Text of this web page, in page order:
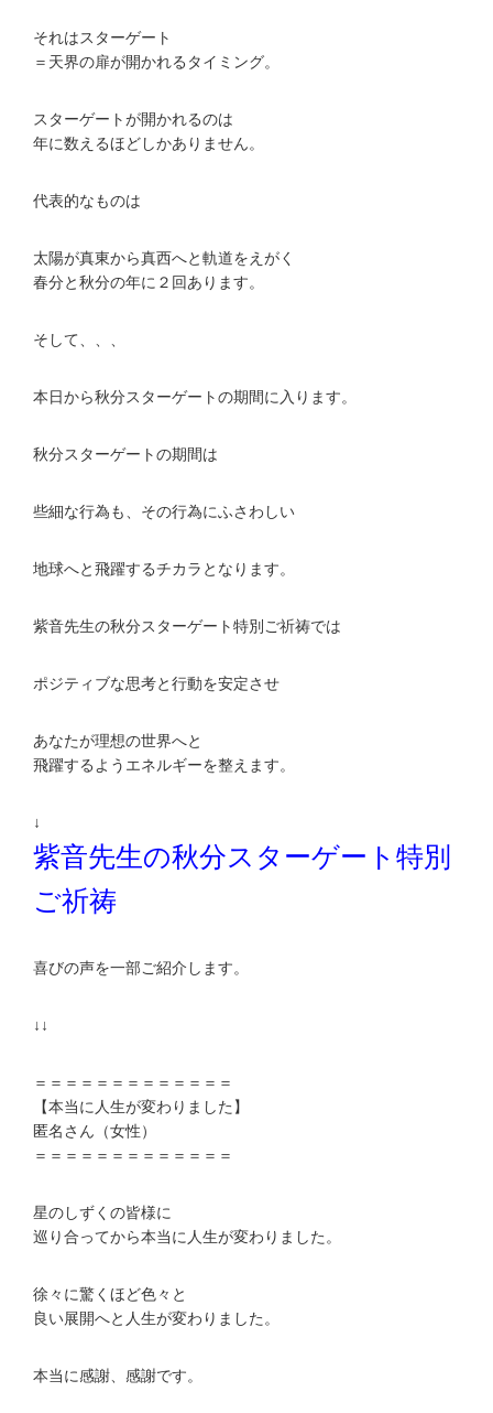
それはスターゲート
＝天界の扉が開かれるタイミング。
スターゲートが開かれるのは
年に数えるほどしかありません。
代表的なものは
太陽が真東から真西へと軌道をえがく
春分と秋分の年に２回あります。
そして、、、
本日から秋分スターゲートの期間に入ります。
秋分スターゲートの期間は
些細な行為も、その行為にふさわしい
地球へと飛躍するチカラとなります。
紫音先生の秋分スターゲート特別ご祈祷では
ポジティブな思考と行動を安定させ
あなたが理想の世界へと
飛躍するようエネルギーを整えます。
↓
紫音先生の秋分スターゲート特別
ご祈祷
喜びの声を一部ご紹介します。
↓↓
＝＝＝＝＝＝＝＝＝＝＝＝＝
【本当に人生が変わりました】
匿名さん（女性）
＝＝＝＝＝＝＝＝＝＝＝＝＝
星のしずくの皆様に
巡り合ってから本当に人生が変わりました。
徐々に驚くほど色々と
良い展開へと人生が変わりました。
本当に感謝、感謝です。